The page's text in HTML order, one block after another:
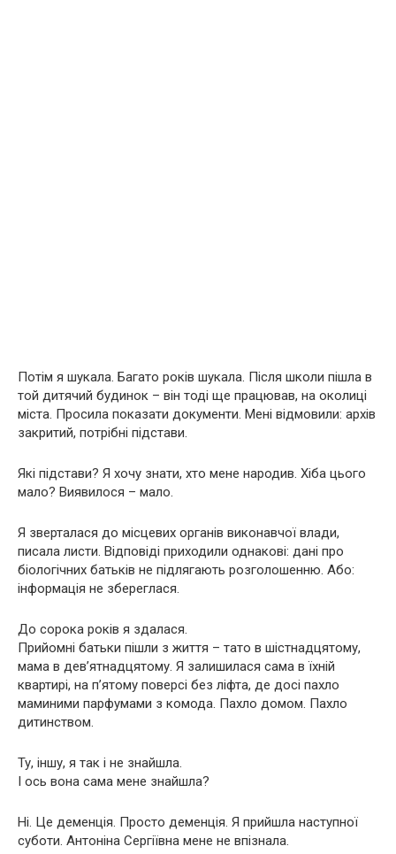
Потім я шукала. Багато років шукала. Після школи пішла в
той дитячий будинок – він тоді ще працював, на околиці
міста. Просила показати документи. Мені відмовили: архів
закритий, потрібні підстави.
Які підстави? Я хочу знати, хто мене народив. Хіба цього
мало? Виявилося – мало.
Я зверталася до місцевих органів виконавчої влади,
писала листи. Відповіді приходили однакові: дані про
біологічних батьків не підлягають розголошенню. Або:
інформація не збереглася.
До сорока років я здалася.
Прийомні батьки пішли з життя – тато в шістнадцятому,
мама в дев’ятнадцятому. Я залишилася сама в їхній
квартирі, на п’ятому поверсі без ліфта, де досі пахло
маминими парфумами з комода. Пахло домом. Пахло
дитинством.
Ту, іншу, я так і не знайшла.
І ось вона сама мене знайшла?
Ні. Це деменція. Просто деменція. Я прийшла наступної
суботи. Антоніна Сергіївна мене не впізнала.